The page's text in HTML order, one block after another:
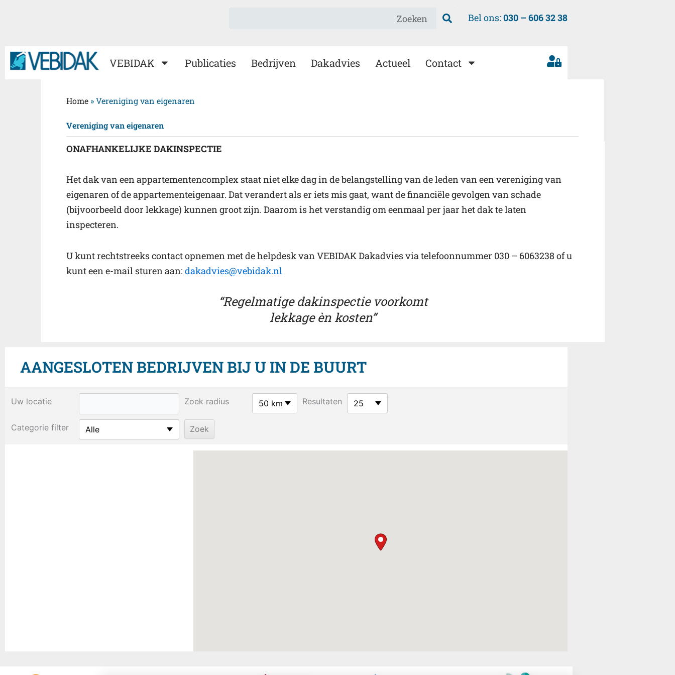
Bel ons: 030 – 606 32 38
VEBIDAK Publicaties Bedrijven Dakadvies Actueel Contact
Home »Vereniging van eigenaren
Vereniging van eigenaren
ONAFHANKELIJKE DAKINSPECTIE
Het dak van een appartementencomplex staat niet elke dag in de belangstelling van de leden van een vereniging van
eigenaren of de appartementeigenaar. Dat verandert als er iets mis gaat, want de financiële gevolgen van schade
(bijvoorbeeld door lekkage) kunnen groot zijn. Daarom is het verstandig om eenmaal per jaar het dak te laten
inspecteren.
U kunt rechtstreeks contact opnemen met de helpdesk van VEBIDAK Dakadvies via telefoonnummer 030 – 6063238 of u
kunt een e-mail sturen aan: dakadvies@vebidak.nl
“Regelmatige dakinspectie voorkomt
lekkage èn kosten”
AANGESLOTEN BEDRIJVEN BIJ U IN DE BUURT
Uw locatie Zoek radius 50 km Resultaten 25
Categorie filter Alle